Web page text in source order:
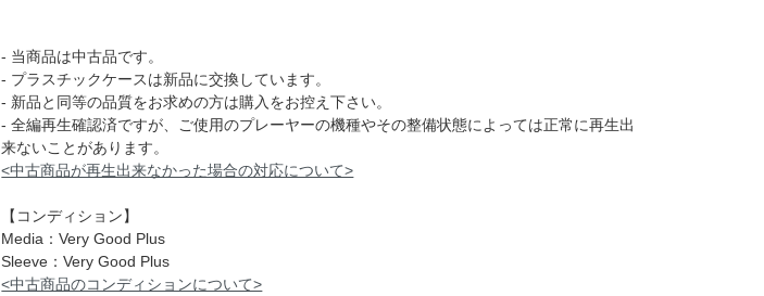
- 当商品は中古品です。
- プラスチックケースは新品に交換しています。
- 新品と同等の品質をお求めの方は購入をお控え下さい。
- 全編再生確認済ですが、ご使用のプレーヤーの機種やその整備状態によっては正常に再生出
来ないことがあります。
<中古商品が再生出来なかった場合の対応について>
【コンディション】
Media：Very Good Plus
Sleeve：Very Good Plus
<中古商品のコンディションについて>